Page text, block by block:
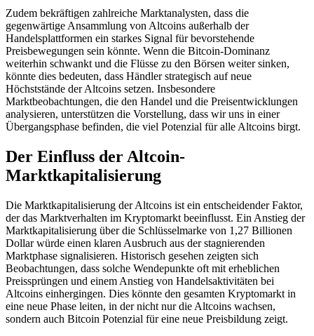
Zudem bekräftigen zahlreiche Marktanalysten, dass die
gegenwärtige Ansammlung von Altcoins außerhalb der
Handelsplattformen ein starkes Signal für bevorstehende
Preisbewegungen sein könnte. Wenn die Bitcoin-Dominanz
weiterhin schwankt und die Flüsse zu den Börsen weiter sinken,
könnte dies bedeuten, dass Händler strategisch auf neue
Höchststände der Altcoins setzen. Insbesondere
Marktbeobachtungen, die den Handel und die Preisentwicklungen
analysieren, unterstützen die Vorstellung, dass wir uns in einer
Übergangsphase befinden, die viel Potenzial für alle Altcoins birgt.
Der Einfluss der Altcoin-
Marktkapitalisierung
Die Marktkapitalisierung der Altcoins ist ein entscheidender Faktor,
der das Marktverhalten im Kryptomarkt beeinflusst. Ein Anstieg der
Marktkapitalisierung über die Schlüsselmarke von 1,27 Billionen
Dollar würde einen klaren Ausbruch aus der stagnierenden
Marktphase signalisieren. Historisch gesehen zeigten sich
Beobachtungen, dass solche Wendepunkte oft mit erheblichen
Preissprüngen und einem Anstieg von Handelsaktivitäten bei
Altcoins einhergingen. Dies könnte den gesamten Kryptomarkt in
eine neue Phase leiten, in der nicht nur die Altcoins wachsen,
sondern auch Bitcoin Potenzial für eine neue Preisbildung zeigt.